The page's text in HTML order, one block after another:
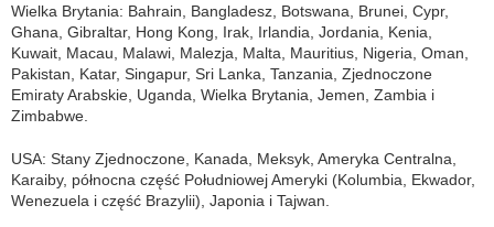
Wielka Brytania: Bahrain, Bangladesz, Botswana, Brunei, Cypr,
Ghana, Gibraltar, Hong Kong, Irak, Irlandia, Jordania, Kenia,
Kuwait, Macau, Malawi, Malezja, Malta, Mauritius, Nigeria, Oman,
Pakistan, Katar, Singapur, Sri Lanka, Tanzania, Zjednoczone
Emiraty Arabskie, Uganda, Wielka Brytania, Jemen, Zambia i
Zimbabwe.
USA: Stany Zjednoczone, Kanada, Meksyk, Ameryka Centralna,
Karaiby, północna część Południowej Ameryki (Kolumbia, Ekwador,
Wenezuela i część Brazylii), Japonia i Tajwan.